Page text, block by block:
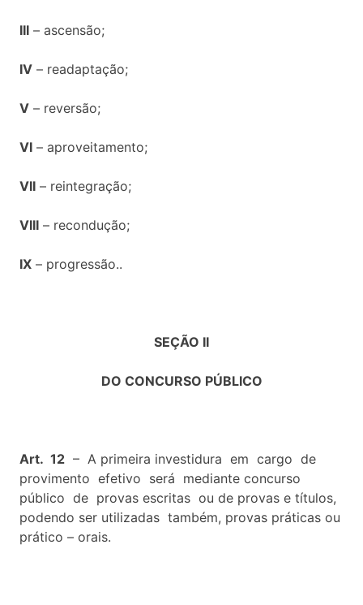
III – ascensão;
IV – readaptação;
V – reversão;
VI – aproveitamento;
VII – reintegração;
VIII – recondução;
IX – progressão..
SEÇÃO II
DO CONCURSO PÚBLICO
Art. 12 – A primeira investidura em cargo de
provimento efetivo será mediante concurso
público de provas escritas ou de provas e títulos,
podendo ser utilizadas também, provas práticas ou
prático – orais.